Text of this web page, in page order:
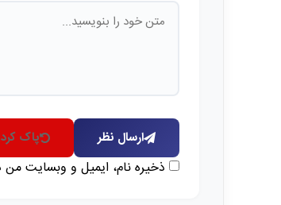
ارسال نظر پاک
ذخیره نام، ایمیل و وبسایت من